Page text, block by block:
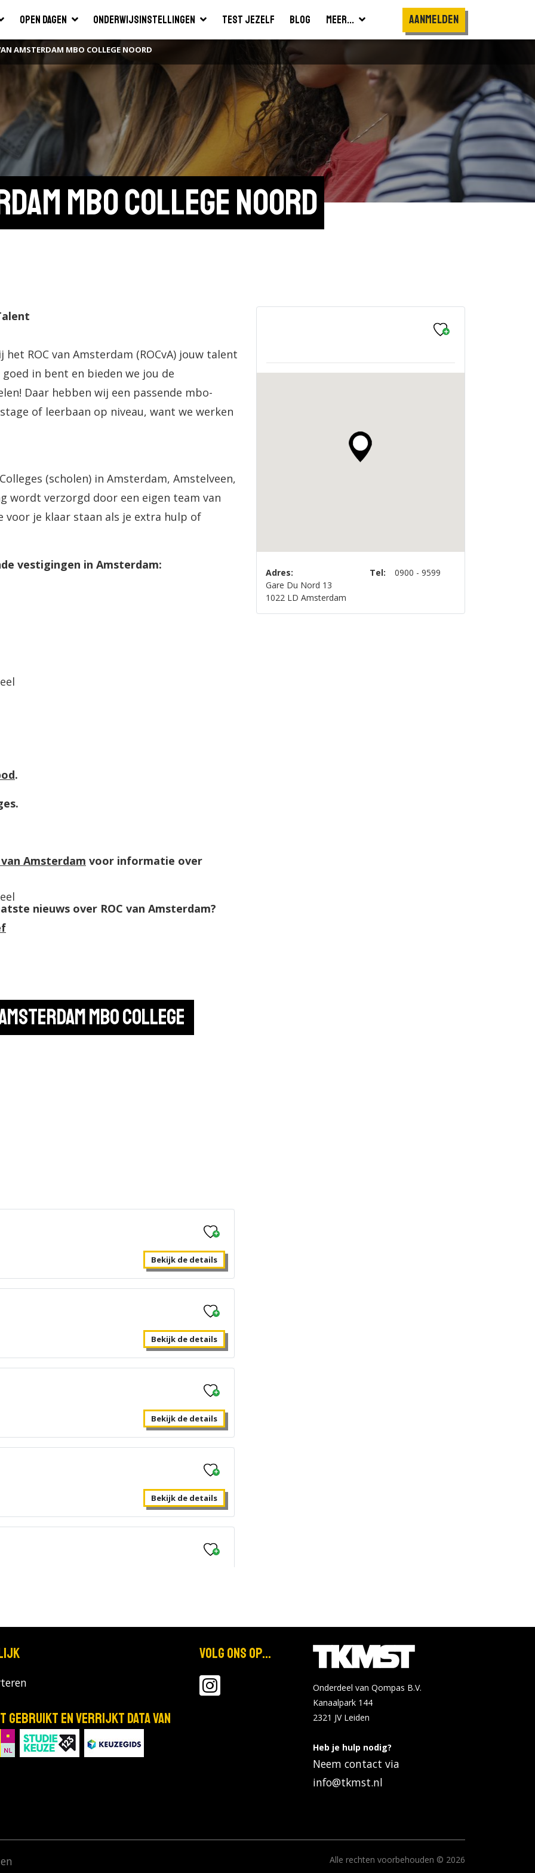
Open dagen Onderwijsinstellingen Test jezelf Blog Meer... Aanmelden
AMSTERDAM MBO COLLEGE NOORD
MBO College Noord
ROC van Amsterdam (ROCvA) jouw talent
in bent en bieden we jou de
Daar hebben wij een passende mbo-
of leerbaan op niveau, want we werken
(scholen) in Amsterdam, Amstelveen,
wordt verzorgd door een eigen team van
voor je klaar staan als je extra hulp of
vestigingen in Amsterdam:
.
Amsterdam voor informatie over
nieuws over ROC van Amsterdam?
MBO College
Adres:
Gare Du Nord 13
1022 LD Amsterdam
Tel: 0900 - 9599
Bekijk de details
Bekijk de details
Bekijk de details
Bekijk de details
Bekijk de details
gebruikt en verrijkt data van
Volg ons op...
Onderdeel van Qompas B.V.
Kanaalpark 144
2321 JV Leiden
Heb je hulp nodig?
Neem contact via
info@tkmst.nl
Alle rechten voorbehouden © 2026